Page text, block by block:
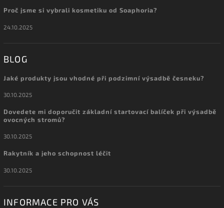
Proč jsme si vybrali kosmetiku od Soaphoria?
24.10.2025
BLOG
Jaké produkty jsou vhodné při podzimní výsadbě česneku?
30.10.2025
Dovedete mi doporučit základní startovací balíček při výsadbě
ovocných stromů?
30.10.2025
Rakytník a jeho schopnost léčit
30.10.2025
INFORMACE PRO VÁS